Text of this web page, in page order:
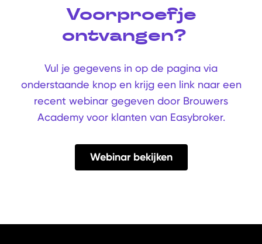
Voorproefje
ontvangen?
Vul je gegevens in op de pagina via
onderstaande knop en krijg een link naar een
recent webinar gegeven door Brouwers
Academy voor klanten van Easybroker.
Webinar bekijken